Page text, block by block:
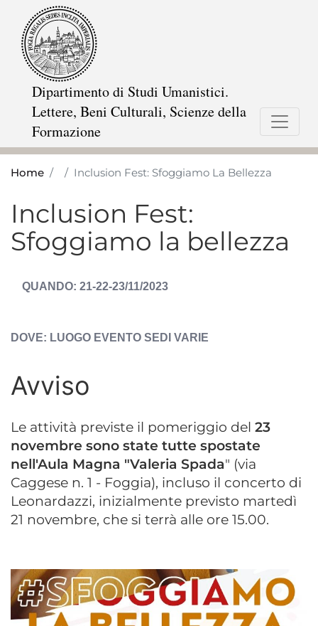
Dipartimento di Studi Umanistici.
Lettere, Beni Culturali, Scienze della
Formazione
Home Inclusion Fest: Sfoggiamo La Bellezza
Inclusion Fest:
Sfoggiamo la bellezza
DATA
21-22-23/11/2023
LUOGO EVENTO SEDI VARIE
Avviso
Le attività previste il pomeriggio del 23
novembre sono state tutte spostate
nell'Aula Magna "Valeria Spada" (via
Caggese n. 1 - Foggia), incluso il concerto di
Leonardazzi, inizialmente previsto martedì
21 novembre, che si terrà alle ore 15.00.